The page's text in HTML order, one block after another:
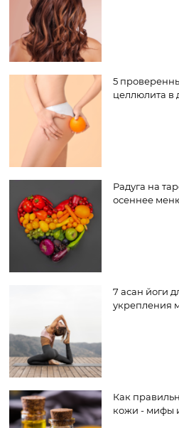
5
целлюлита в
Радуга на
осеннее
7 асан йоги
укрепления
Как
кожи - мифы